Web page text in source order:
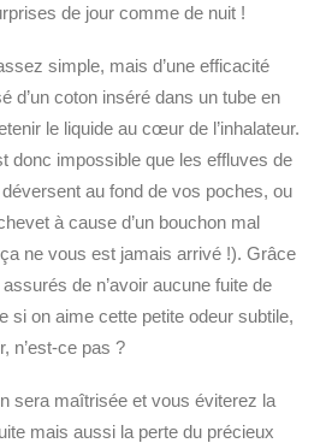
de jour comme de nuit !
simple, mais d’une efficacité
d’un coton inséré dans un tube en
le liquide au cœur de l’inhalateur.
donc impossible que les effluves de
au fond de vos poches, ou
à cause d’un bouchon mal
ne vous est jamais arrivé !). Grâce
de n’avoir aucune fuite de
si on aime cette petite odeur subtile,
n’est-ce pas ?
sera maîtrisée et vous éviterez la
mais aussi la perte du précieux